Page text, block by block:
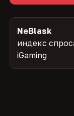
NeBlask
индекс
iGaming